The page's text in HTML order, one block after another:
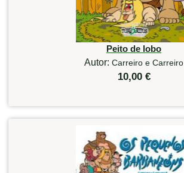
Peito de lobo
Autor: Carreiro e Carreiro
10,00 €